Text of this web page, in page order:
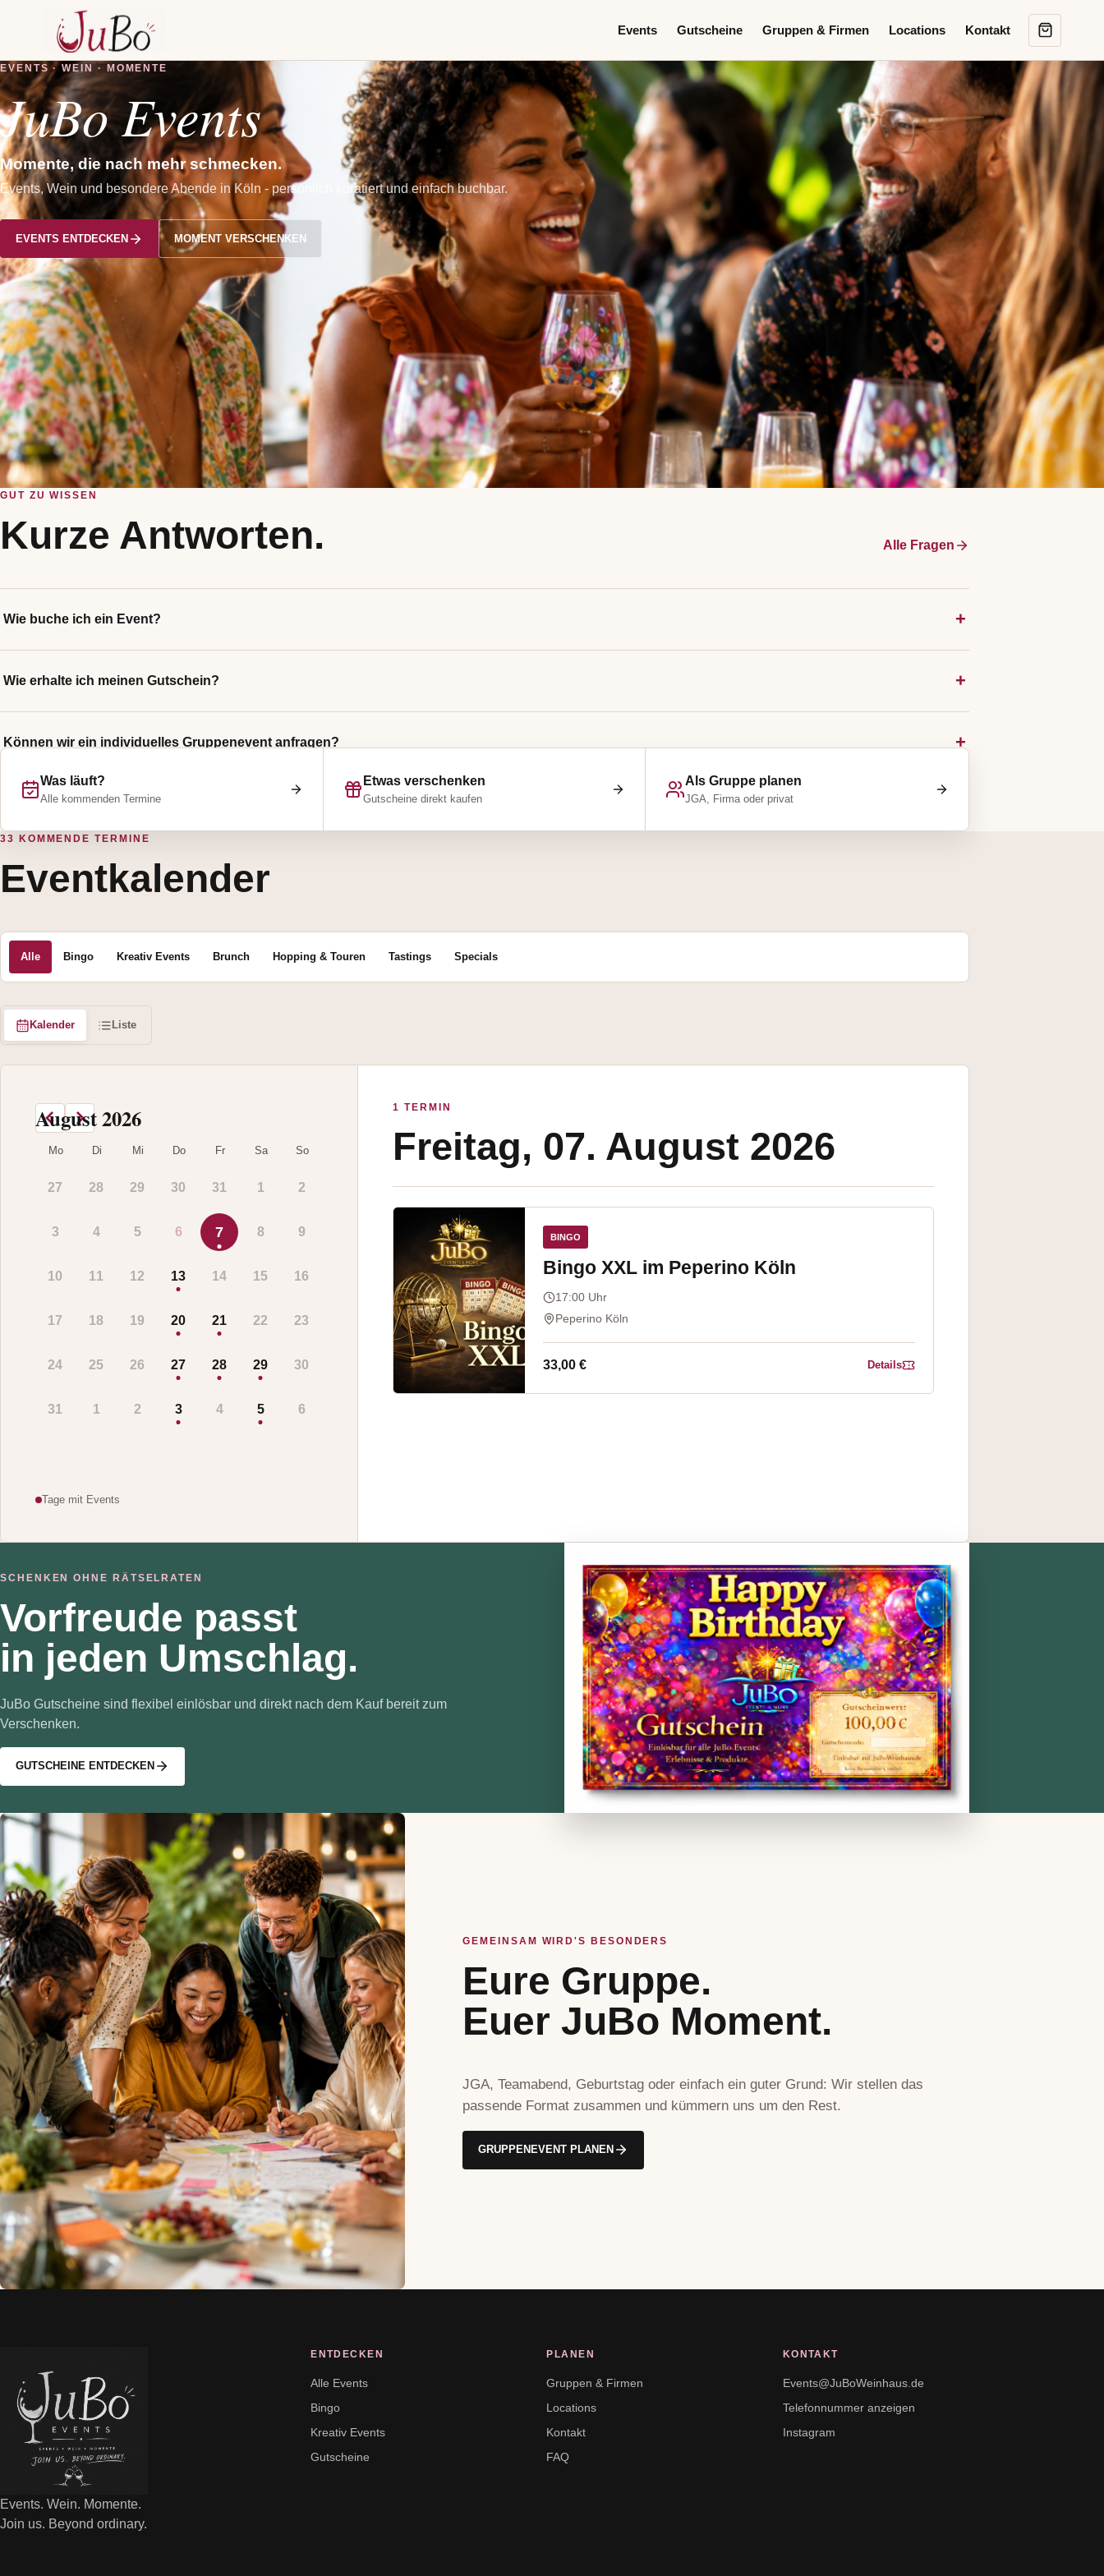
Events Gutscheine Gruppen & Firmen Locations Kontakt
EVENTS · WEIN · MOMENTE
JuBo Events
Momente, die nach mehr schmecken.
Events, Wein und besondere Abende in Köln - persönlich kuratiert und einfach buchbar.
EVENTS ENTDECKEN MOMENT VERSCHENKEN
GUT ZU WISSEN
Kurze Antworten. Alle Fragen
Wie buche ich ein Event?
Wie erhalte ich meinen Gutschein?
Können wir ein individuelles Gruppenevent anfragen?
Was läuft?
Alle kommenden Termine
Etwas verschenken
Gutscheine direkt kaufen
Als Gruppe planen
JGA, Firma oder privat
33 KOMMENDE TERMINE
Eventkalender
Alle Bingo Kreativ Events Brunch Hopping & Touren Tastings Specials
Kalender Liste
August 2026
Mo Di Mi Do Fr Sa So
27 28 29 30 31 1 2
3 4 5 6 7 8 9
10 11 12 13 14 15 16
17 18 19 20 21 22 23
24 25 26 27 28 29 30
31 1 2 3 4 5 6
Tage mit Events
1 TERMIN
Freitag, 07. August 2026
BINGO
Bingo XXL im Peperino Köln
17:00 Uhr
Peperino Köln
33,00 € Details
SCHENKEN OHNE RÄTSELRATEN
Vorfreude passt
in jeden Umschlag.
JuBo Gutscheine sind flexibel einlösbar und direkt nach dem Kauf bereit zum
Verschenken.
GUTSCHEINE ENTDECKEN
GEMEINSAM WIRD'S BESONDERS
Eure Gruppe.
Euer JuBo Moment.
JGA, Teamabend, Geburtstag oder einfach ein guter Grund: Wir stellen das
passende Format zusammen und kümmern uns um den Rest.
GRUPPENEVENT PLANEN
Events. Wein. Momente.
Join us. Beyond ordinary.
ENTDECKEN
Alle Events
Bingo
Kreativ Events
Gutscheine
PLANEN
Gruppen & Firmen
Locations
Kontakt
FAQ
KONTAKT
Events@JuBoWeinhaus.de
Telefonnummer anzeigen
Instagram